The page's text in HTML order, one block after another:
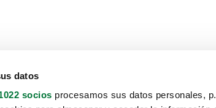
datos
socios procesamos sus datos personales,